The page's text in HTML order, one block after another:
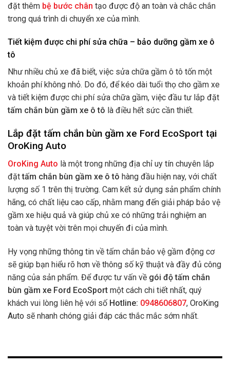
đặt thêm bệ bước chân tạo được độ an toàn và chắc chắn
trong quá trình di chuyển xe của mình.
Tiết kiệm được chi phí sửa chữa – bảo dưỡng gầm xe ô
tô
Như nhiều chủ xe đã biết, việc sửa chữa gầm ô tô tốn một
khoản phí không nhỏ. Do đó, để kéo dài tuổi thọ cho gầm xe
và tiết kiệm được chi phí sửa chữa gầm, việc đầu tư lắp đặt
tấm chắn bùn gầm xe ô tô là điều hết sức cần thiết.
Lắp đặt tấm chắn bùn gầm xe Ford EcoSport tại
OroKing Auto
OroKing Auto là một trong những địa chỉ uy tín chuyên lắp
đặttấm chắn bùn gầm xe ô tô hàng đầu hiện nay, với chất
lượng số 1 trên thị trường. Cam kết sử dụng sản phẩm chính
hãng, có chất liệu cao cấp, nhằm mang đến giải pháp bảo vệ
gầm xe hiệu quả và giúp chủ xe có những trải nghiệm an
toàn và tuyệt vời trên mọi chuyến đi của mình.
Hy vọng những thông tin về tấm chắn bảo vệ gầm động cơ
sẽ giúp bạn hiểu rõ hơn về thông số kỹ thuật và đầy đủ công
năng của sản phẩm. Để được tư vấn về gói độ tấm chắn
bùn gầm xe Ford EcoSport một cách chi tiết nhất, quý
khách vui lòng liên hệ với số Hotline: 0948606807, OroKing
Auto sẽ nhanh chóng giải đáp các thắc mắc sớm nhất.